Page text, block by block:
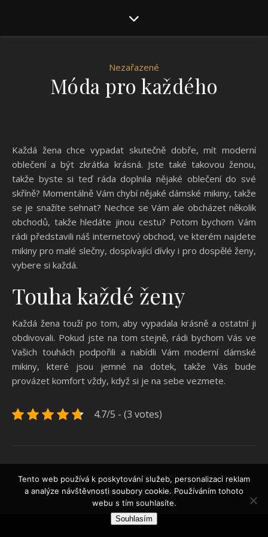
Nezařazené
Móda pro každého
Každá žena chce vypadat skutečně dobře, mít moderní
oblečení a být zkrátka krásná. Jste také takovou ženou,
takže byste si teď ráda doplnila nějaké oblečení do své
skříně? Momentálně Vám chybí nějakédámské mikiny, takže
se je snažíte sehnat? Nechce se Vám ale obcházet několik
obchodů, takže hledáte jinou cestu? Potom bychom Vám
rádi představili náš internetový obchod, ve kterém najdete
mikiny pro malé slečny, dospívající dívky i pro dospělé ženy,
vybere si každá.
Touha každé ženy
Každá žena touží po tom, aby vypadala krásně a ostatní ji
obdivovali. Pokud jste na tom stejně, rádi bychom Vás ve
Vašich touhách podpořili a nabídli Vám moderní dámské
mikiny, které jsou jemné na dotek, takže Vás bude
provázet komfort vždy, když si je na sebe vezmete.
4.7/5 - (3 votes)
Ashe Šablona odWP Royal.
Tento web používá k poskytování služeb, personalizaci reklam
a analýze návštěvnosti soubory cookie. Používáním tohoto
webu s tím souhlasíte.
Souhlasím